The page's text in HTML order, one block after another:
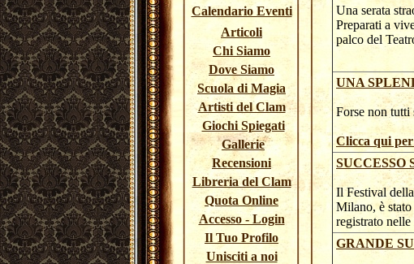
Calendario Eventi
Articoli
Chi Siamo
Dove Siamo
Scuola di Magia
Artisti del Clam
Giochi Spiegati
Gallerie
Recensioni
Libreria del Clam
Quota Online
Accesso - Login
Il Tuo Profilo
Unisciti a noi
Una serata
Preparati a
palco
UNA
Forse non tutti
Clicca qui
Il Festival
Milano, è
registrato
GRANDE